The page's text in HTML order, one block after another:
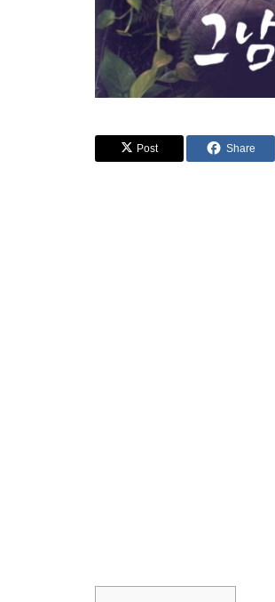
Post Share